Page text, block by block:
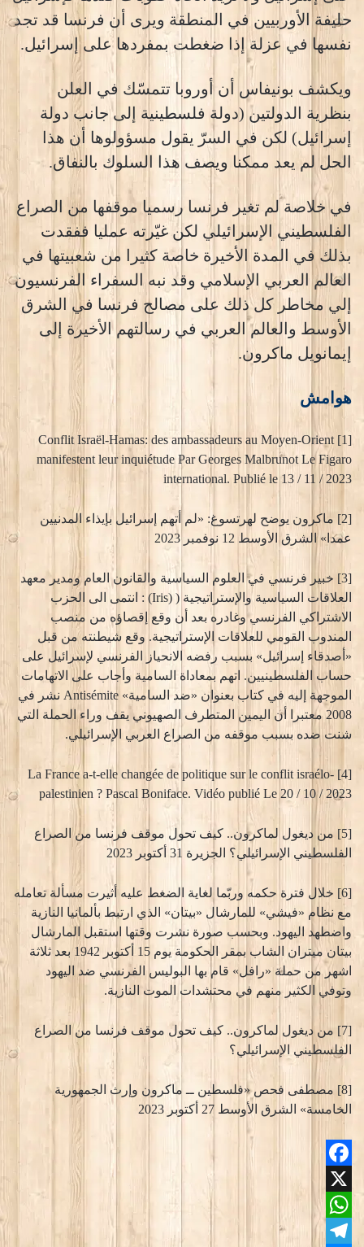
حليفة الأوربيين في المنطقة ويرى أن فرنسا قد تجد
نفسها في عزلة إذا ضغطت بمفردها على إسرائيل.
ويكشف بونيفاس أن أوروبا تتمسّك في العلن
بنظرية الدولتين (دولة فلسطينية إلى جانب دولة
إسرائيل) لكن في السرّ يقول مسؤولوها أن هذا
الحل لم يعد ممكنا ويصف هذا السلوك بالنفاق.
في خلاصة لم تغير فرنسا رسميا موقفها من الصراع
الفلسطيني الإسرائيلي لكن غيّرته عمليا ففقدت
بذلك في المدة الأخيرة خاصة كثيرا من شعبيتها في
العالم العربي الإسلامي وقد نبه السفراء الفرنسيون
إلي مخاطر كل ذلك على مصالح فرنسا في الشرق
الأوسط والعالم العربي في رسالتهم الأخيرة إلى
إيمانويل ماكرون.
هوامش
[1] Conflit Israël-Hamas: des ambassadeurs au Moyen-Orient
manifestent leur inquiétude Par Georges Malbrunot Le Figaro
international. Publié le 13 / 11 / 2023
[2] ماكرون يوضح لهرتسوغ: «لم أتهم إسرائيل بإيذاء المدنيين
عمدا» الشرق الأوسط 12 نوفمبر 2023
[3] خبير فرنسي في العلوم السياسية والقانون العام ومدير معهد
العلاقات السياسية والإستراتيجية ( (Iris) : انتمى الى الحزب
الاشتراكي الفرنسي وغادره بعد أن وقع إقصاؤه من منصب
المندوب القومي للعلاقات الإستراتيجية. وقع شيطنته من قبل
«أصدقاء إسرائيل» بسبب رفضه الانحياز الفرنسي لإسرائيل على
حساب الفلسطينيين. اتهم بمعاداة السامية وأجاب على الاتهامات
الموجهة إليه في كتاب بعنوان «ضد السامية» Antisémite نشر في
2008 معتبرا أن اليمين المتطرف الصهيوني يقف وراء الحملة التي
شنت ضده بسبب موقفه من الصراع العربي الإسرائيلي.
[4] La France a-t-elle changée de politique sur le conflit israélo-
palestinien ? Pascal Boniface. Vidéo publié Le 20 / 10 / 2023
[5] من ديغول لماكرون.. كيف تحول موقف فرنسا من الصراع
الفلسطيني الإسرائيلي؟ الجزيرة 31 أكتوبر 2023
[6] خلال فترة حكمه وربّما لغاية الضغط عليه أثيرت مسألة تعامله
مع نظام «فيشي» للمارشال «بيتان» الذي ارتبط بألمانيا النازية
واضطهد اليهود. وبحسب صورة نشرت وقتها استقبل المارشال
بيتان ميتران الشاب بمقر الحكومة يوم 15 أكتوبر 1942 بعد ثلاثة
اشهر من حملة «رافل» قام بها البوليس الفرنسي ضد اليهود
وتوفي الكثير منهم في محتشدات الموت النازية.
[7] من ديغول لماكرون.. كيف تحول موقف فرنسا من الصراع
الفلسطيني الإسرائيلي؟
[8] مصطفى فحص «فلسطين ــ ماكرون وإرث الجمهورية
الخامسة» الشرق الأوسط 27 أكتوبر 2023
Facebook
X
WhatsApp